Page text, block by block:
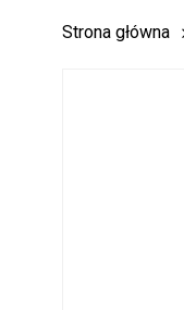
Strona główna